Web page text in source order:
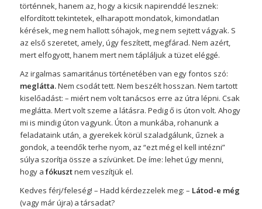
történnek, hanem az, hogy a kicsik napirenddé lesznek:
elfordított tekintetek, elharapott mondatok, kimondatlan
kérések, meg nem hallott sóhajok, meg nem sejtett vágyak. S
az első szeretet, amely, úgy feszített, megfárad. Nem azért,
mert elfogyott, hanem mert nem tápláljuk a tüzet eléggé.
Az irgalmas samaritánus történetében van egy fontos szó:
meglátta.Nem csodát tett. Nem beszélt hosszan. Nem tartott
kiselőadást: – miért nem volt tanácsos erre az útra lépni. Csak
meglátta. Mert volt szeme a látásra. Pedig ő is úton volt. Ahogy
mi is mindig úton vagyunk. Úton a munkába, rohanunk a
feladataink után, a gyerekek körül szaladgálunk, űznek a
gondok, a teendők terhe nyom, az “ezt még el kell intézni”
súlya szorítja össze a szívünket. De íme: lehet úgy menni,
hogy a fókusztnem veszítjük el.
Kedves férj/feleség! – Hadd kérdezzelek meg: – Látod-e még
(vagy már újra) a társadat?